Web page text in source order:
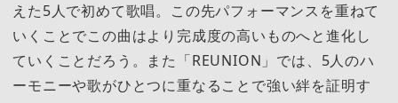
えた5人で初めて歌唱。この先パフォーマンスを重ねて
いくことでこの曲はより完成度の高いものへと進化し
ていくことだろう。また「REUNION」では、5人のハ
ーモニーや歌がひとつに重なることで強い絆を証明す